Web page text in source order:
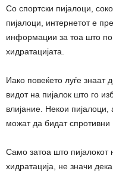
Со спортски пијалоци,
пијалоци, интернетот е
информации за тоа што
хидратацијата.
Иако повеќето луѓе знаат
видот на пијалок што го
влијание. Некои
можат да бидат
Само затоа што пијалокот
хидратација, не значи